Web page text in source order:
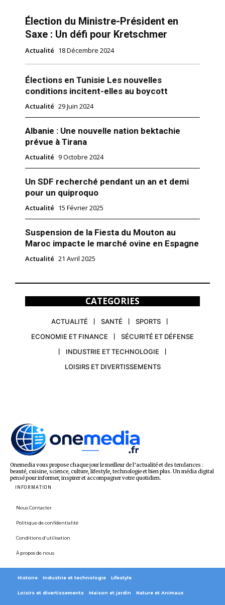
Élection du Ministre-Président en
Saxe : Un défi pour Kretschmer
Actualité 18 Décembre 2024
Élections en Tunisie Les nouvelles
conditions incitent-elles au boycott
Actualité 29 Juin 2024
Albanie : Une nouvelle nation bektachie
prévue à Tirana
Actualité 9 Octobre 2024
Un SDF recherché pendant un an et demi
pour un quiproquo
Actualité 15 Février 2025
Suspension de la Fiesta du Mouton au
Maroc impacte le marché ovine en Espagne
Actualité 21 Avril 2025
CATEGORIES
ACTUALITÉ SANTÉ
SPORTS
ECONOMIE ET FINANCE
SÉCURITÉ ET DÉFENSE
INDUSTRIE ET TECHNOLOGIE
LOISIRS ET DIVERTISSEMENTS
Onemedia vous propose chaque jour le meilleur de l’actualité et des tendances :
beauté, cuisine, science, culture, lifestyle, technologie et bien plus. Un média digital
pensé pour informer, inspirer et accompagner votre quotidien.
INFORMATION
Nous Contacter
Politique de confidentialité
Conditions d’utilisation
À propos de nous
Histoire Industrie et technologie Lifestyle
Loisirs et divertissements Maison et jardin Nature et Animaux